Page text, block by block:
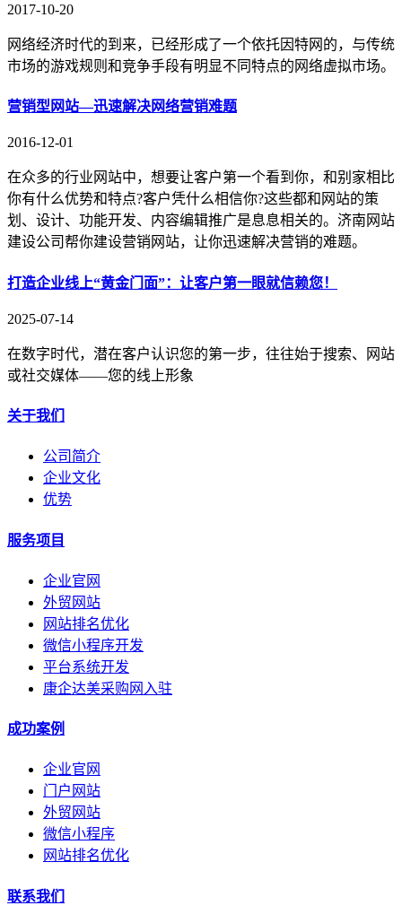
2017-10-20
网络经济时代的到来，已经形成了一个依托因特网的，与传统
市场的游戏规则和竞争手段有明显不同特点的网络虚拟市场。
营销型网站—迅速解决网络营销难题
2016-12-01
在众多的行业网站中，想要让客户第一个看到你，和别家相比
你有什么优势和特点?客户凭什么相信你?这些都和网站的策
划、设计、功能开发、内容编辑推广是息息相关的。济南网站
建设公司帮你建设营销网站，让你迅速解决营销的难题。
打造企业线上“黄金门面”：让客户第一眼就信赖您！
2025-07-14
在数字时代，潜在客户认识您的第一步，往往始于搜索、网站
或社交媒体——您的线上形象
关于我们
公司简介
企业文化
优势
服务项目
企业官网
外贸网站
网站排名优化
微信小程序开发
平台系统开发
康企达美采购网入驻
成功案例
企业官网
门户网站
外贸网站
微信小程序
网站排名优化
联系我们